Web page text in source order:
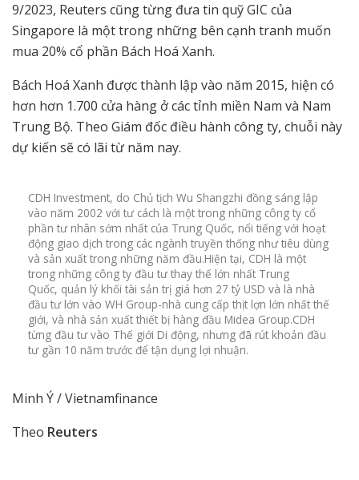
9/2023, Reuters cũng từng đưa tin quỹ GIC của
Singapore là một trong những bên cạnh tranh muốn
mua 20% cổ phần Bách Hoá Xanh.
Bách Hoá Xanh được thành lập vào năm 2015, hiện có
hơn hơn 1.700 cửa hàng ở các tỉnh miền Nam và Nam
Trung Bộ. Theo Giám đốc điều hành công ty, chuỗi này
dự kiến ​​sẽ có lãi từ năm nay.
CDH Investment, do Chủ tịch Wu Shangzhi đồng sáng lập
vào năm 2002 với tư cách là một trong những công ty cổ
phần tư nhân sớm nhất của Trung Quốc, nổi tiếng với hoạt
động giao dịch trong các ngành truyền thống như tiêu dùng
và sản xuất trong những năm đầu.Hiện tại, CDH là một
trong những công ty đầu tư thay thế lớn nhất Trung
Quốc, quản lý khối tài sản trị giá hơn 27 tỷ USD và là nhà
đầu tư lớn vào WH Group-nhà cung cấp thịt lợn lớn nhất thế
giới, và nhà sản xuất thiết bị hàng đầu Midea Group.CDH
từng đầu tư vào Thế giới Di động, nhưng đã rút khoản đầu
tư gần 10 năm trước để tận dụng lợi nhuận.
Minh Ý / Vietnamfinance
Theo Reuters